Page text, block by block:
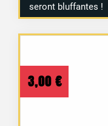
seront bluffantes !
3,00 €